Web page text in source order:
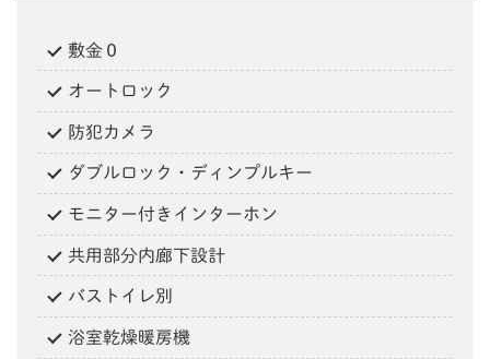
敷金０
オートロック
防犯カメラ
ダブルロック・ディンプルキー
モニター付きインターホン
共用部分内廊下設計
バストイレ別
浴室乾燥暖房機